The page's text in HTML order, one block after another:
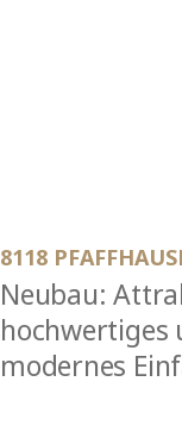
8118
Neubau:
hochwertiges
modernes